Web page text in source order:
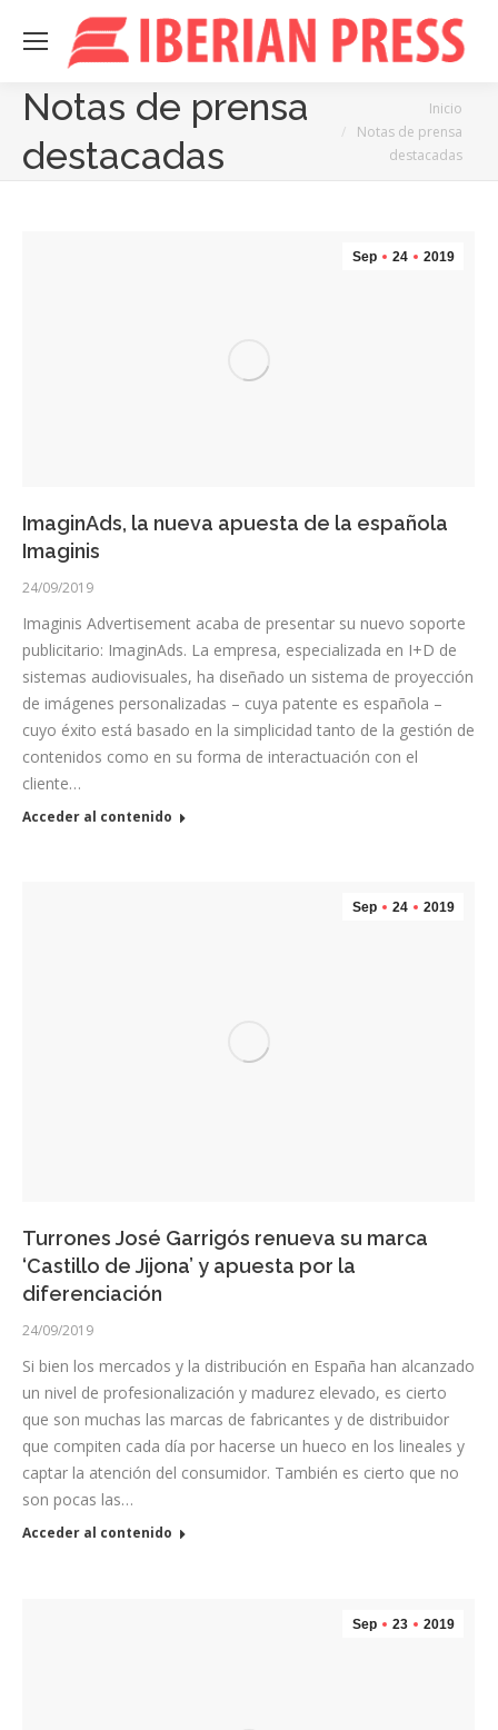
Notas de prensa
destacadas
Inicio
Notas de prensa
destacadas
Sep 24 2019
ImaginAds, la nueva apuesta de la española
Imaginis
24/09/2019
Imaginis Advertisement acaba de presentar su nuevo soporte
publicitario: ImaginAds. La empresa, especializada en I+D de
sistemas audiovisuales, ha diseñado un sistema de proyección
de imágenes personalizadas – cuya patente es española –
cuyo éxito está basado en la simplicidad tanto de la gestión de
contenidos como en su forma de interactuación con el
cliente…
Acceder al contenido
Sep 24 2019
Turrones José Garrigós renueva su marca
‘Castillo de Jijona’ y apuesta por la
diferenciación
24/09/2019
Si bien los mercados y la distribución en España han alcanzado
un nivel de profesionalización y madurez elevado, es cierto
que son muchas las marcas de fabricantes y de distribuidor
que compiten cada día por hacerse un hueco en los lineales y
captar la atención del consumidor. También es cierto que no
son pocas las…
Acceder al contenido
Sep 23 2019